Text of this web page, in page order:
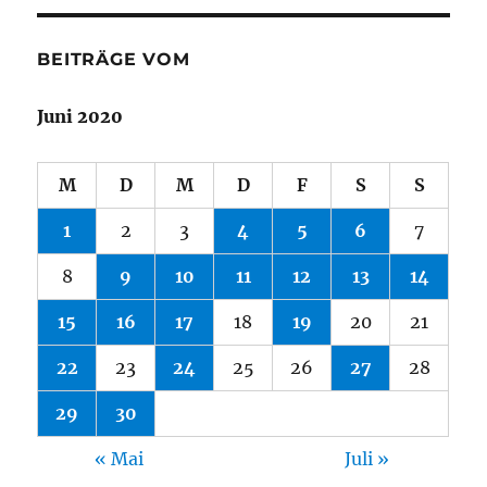
BEITRÄGE VOM
Juni 2020
M D M D F S S
1 2 3 4 5 6 7
8 9 10 11 12 13 14
15 16 17 18 19 20 21
22 23 24 25 26 27 28
29 30
« Mai Juli »